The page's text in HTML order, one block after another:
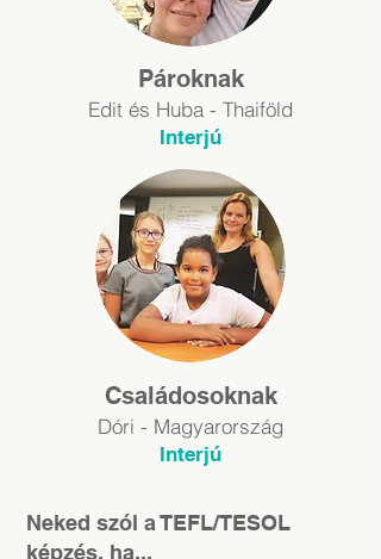
Pároknak
Edit és Huba - Thaiföld
Interjú
Családosoknak
Dóri - Magyarország
Interjú
Neked szól a TEFL/TESOL
képzés, ha...